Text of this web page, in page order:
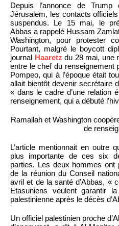
Depuis l’annonce de
Jérusalem, les contacts
suspendus. Le 15 mai, le
Abbas a rappelé Hussam
Washington, pour protester
Pourtant, malgré le boycott
journal Haaretz du 28 mai, une
entre le chef du renseignement
Pompeo, qui à l’époque était
allait bientôt devenir secrétaire
« dans le cadre d’une relation
renseignement, qui a débuté
Ramallah et Washington
de
L’article mentionnait en outre
plus importante de ces six
parties. Les deux hommes ont
de la réunion du Conseil
avril et de la santé d’Abbas, «
Etasuniens veulent garantir
palestinienne après le décès
Un officiel palestinien proche